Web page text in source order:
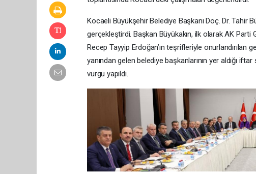
Kocaeli Büyükşehir Belediye Başkanı Doç. Dr. Tahir
gerçekleştirdi. Başkan Büyükakın, ilk olarak AK
Recep Tayyip Erdoğan’ın teşrifleriyle
yanından gelen belediye başkanlarının yer aldığı
vurgu yapıldı.